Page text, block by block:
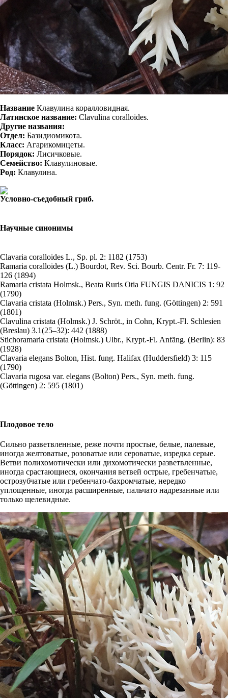
Название Клавулина коралловидная.
Латинское название: Clavulina coralloides.
Другие названия:
Отдел: Базидиомикота.
Класс: Агарикомицеты.
Порядок: Лисичковые.
Семейство: Клавулиновые.
Род: Клавулина.
Условно-съедобный гриб.
Научные синонимы
Clavaria coralloides L., Sp. pl. 2: 1182 (1753)
Ramaria coralloides (L.) Bourdot, Rev. Sci. Bourb. Centr. Fr. 7: 119-
126 (1894)
Ramaria cristata Holmsk., Beata Ruris Otia FUNGIS DANICIS 1: 92
(1790)
Clavaria cristata (Holmsk.) Pers., Syn. meth. fung. (Göttingen) 2: 591
(1801)
Clavulina cristata (Holmsk.) J. Schröt., in Cohn, Krypt.-Fl. Schlesien
(Breslau) 3.1(25–32): 442 (1888)
Stichoramaria cristata (Holmsk.) Ulbr., Krypt.-Fl. Anfäng. (Berlin): 83
(1928)
Clavaria elegans Bolton, Hist. fung. Halifax (Huddersfield) 3: 115
(1790)
Clavaria rugosa var. elegans (Bolton) Pers., Syn. meth. fung.
(Göttingen) 2: 595 (1801)
Плодовое тело
Сильно разветвленные, реже почти простые, белые, палевые,
иногда желтоватые, розоватые или сероватые, изредка серые.
Ветви полихомотически или дихомотически разветвленные,
иногда срастающиеся, окончания ветвей острые, гребенчатые,
острозубчатые или гребенчато-бахромчатые, нередко
уплощенные, иногда расширенные, пальчато надрезанные или
только щелевидные.